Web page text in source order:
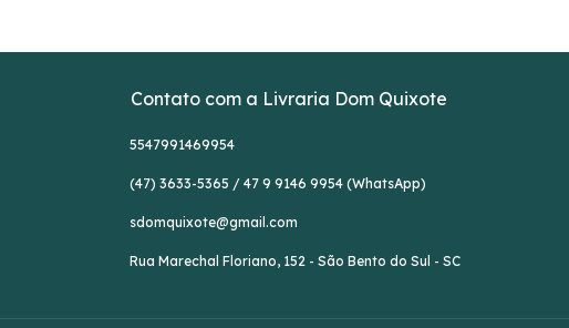
Contato com a Livraria Dom Quixote
5547991469954
(47) 3633-5365 / 47 9 9146 9954 (WhatsApp)
sdomquixote@gmail.com
Rua Marechal Floriano, 152 - São Bento do Sul - SC